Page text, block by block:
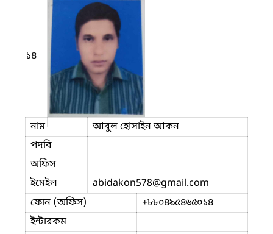
১৪
নাম
আবুল হোসাইন আকন
পদবি
অফিস
ইমেইল
abidakon578@gmail.com
ফোন (অফিস)
+৮৮০৪৯৫৪৬৫০১৪
ইন্টারকম